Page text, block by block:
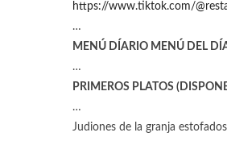
https://www.tiktok.com/
…
MENÚ DÍARIO MENÚ DEL
…
PRIMEROS PLATOS
…
Judiones de la granja